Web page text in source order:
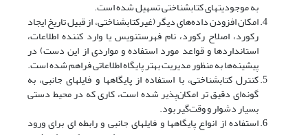
به موجودیتهای کتابشناختی تسهیل شده است.
امکان افزودن داده‌های دیگر (غیرکتابشناختی، از قبیل تاریخ ایجاد
رکورد، اصلاح رکورد، نام فهرستنویس یا وارد کننده اطلاعات،
استانداردها و قواعد مورد استفاده و مواردی از این دست) در
پیشینه‌ها به منظور مدیریت بهتر پایگاه اطلاعاتی فراهم شده است.
کنترل کتابشناختی، با استفاده از پایگاهها و فایلهای جانبی، به
گونه‌ای دقیق تر امکان‌پذیر شده است، کاری که در محیط دستی
بسیار دشوار و وقت‌گیر بود.
استفاده از انواع پایگاهها و فایلهای جانبی و رابطه ای برای ورود